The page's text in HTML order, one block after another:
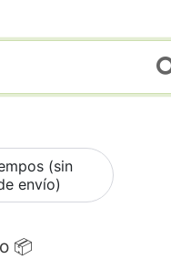
(sin
envío)
📦